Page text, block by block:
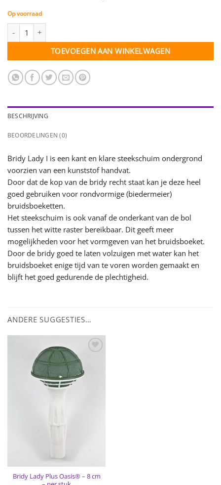
Op voorraad
TOEVOEGEN AAN WINKELWAGEN
BESCHRIJVING
BEOORDELINGEN (0)
Bridy Lady I is een kant en klare steekschuim ondergrond
voorzien van een kunststof handvat.
Door dat de kop van de bridy recht staat kan je deze heel
goed gebruiken voor rondvormige (biedermeier)
bruidsboeketten.
Het steekschuim is ook vanaf de onderkant van de bol
tussen het witte raster bereikbaar. Dit geeft meer
mogelijkheden voor het vormgeven van het bruidsboeket.
Door de bridy goed te laten volzuigen met water kan het
bruidsboeket enige tijd van te voren worden gemaakt en
blijft het goed gedurende de plechtigheid.
ANDERE SUGGESTIES…
Toevoegen
aan
wenslijst
Bridy Lady Plus Oasis® – 8 cm